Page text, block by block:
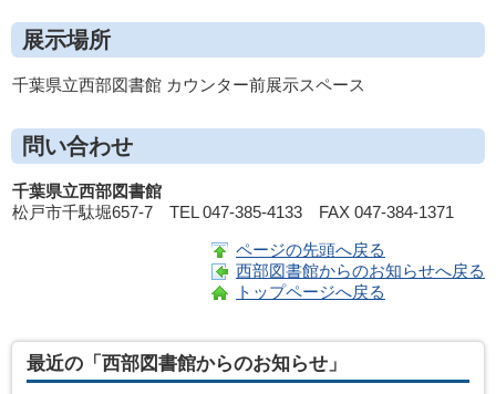
展示場所
千葉県立西部図書館 カウンター前展示スペース
問い合わせ
千葉県立西部図書館
松戸市千駄堀657-7 TEL047-385-4133 FAX 047-384-1371
ページの先頭へ戻る
西部図書館からのお知らせへ戻る
トップページへ戻る
最近の「西部図書館からのお知らせ」